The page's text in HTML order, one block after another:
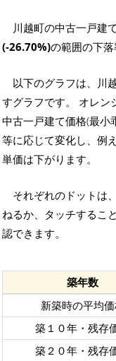
川越町の中古一戸建て
(-26.70%)の範囲の下落
以下のグラフは、川
すグラフです。 オレン
中古一戸建て価格(最小
等に応じて変化し、例
単価は下がります。
それぞれのドットは
ねるか、タッチするこ
認できます。
築年数
新築時の平均
築１０年・残存
築２０年・残存